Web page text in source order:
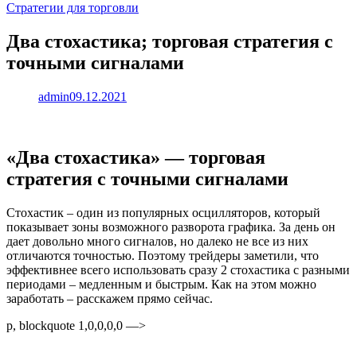
Стратегии для торговли
Два стохастика; торговая стратегия с
точными сигналами
admin09.12.2021
«Два стохастика» — торговая
стратегия с точными сигналами
Стохастик – один из популярных осцилляторов, который
показывает зоны возможного разворота графика. За день он
дает довольно много сигналов, но далеко не все из них
отличаются точностью. Поэтому трейдеры заметили, что
эффективнее всего использовать сразу 2 стохастика с разными
периодами – медленным и быстрым. Как на этом можно
заработать – расскажем прямо сейчас.
p, blockquote 1,0,0,0,0 —>